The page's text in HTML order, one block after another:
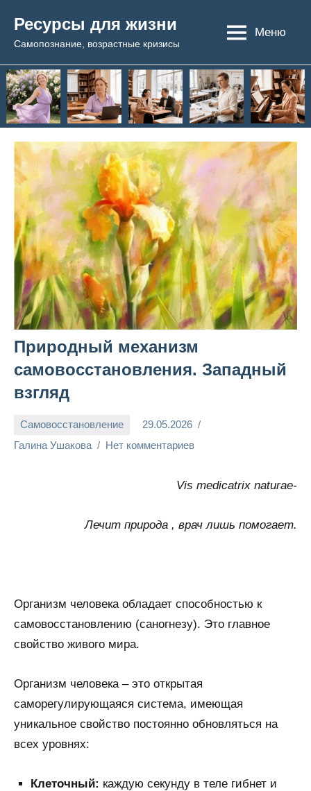
содержимому
Ресурсы для жизни
Самопознание, возрастные кризисы
Меню
Природный механизм
самовосстановления. Западный
взгляд
Самовосстановление
29.05.2026
Галина Ушакова
Нет комментариев
Vis medicatrix naturae-
Лечит природа , врач лишь помогает.
Организм человека обладает способностью к
самовосстановлению (саногнезу). Это главное
свойство живого мира.
Организм человека – это открытая
саморегулирующаяся система, имеющая
уникальное свойство постоянно обновляться на
всех уровнях:
Клеточный: каждую секунду в теле гибнет и